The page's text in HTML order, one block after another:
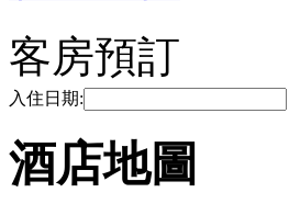
客房預訂
入住日期:
酒店地圖